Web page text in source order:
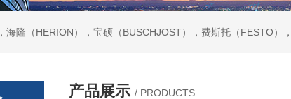
海隆（HERION），宝硕（BUSCHJOST），费斯托（FESTO）
产品展示 / PRODUCTS